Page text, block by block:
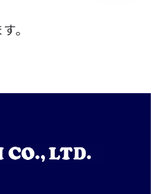
。